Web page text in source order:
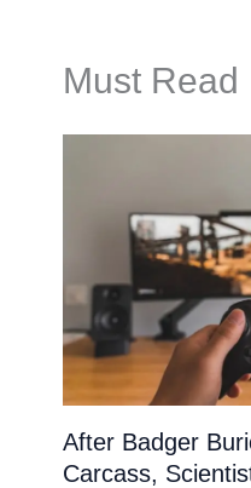
Must Read
After Badger
Carcass,